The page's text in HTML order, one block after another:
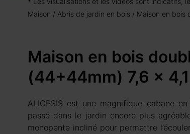
Maison
Abris de jardin en bois Maison en bois
Maison en bois
(44+44mm) 7,6 x 4,1
ALIOPSIS est une magnifique cabane
passé dans le jardin encore plus
monopente incliné pour permettre